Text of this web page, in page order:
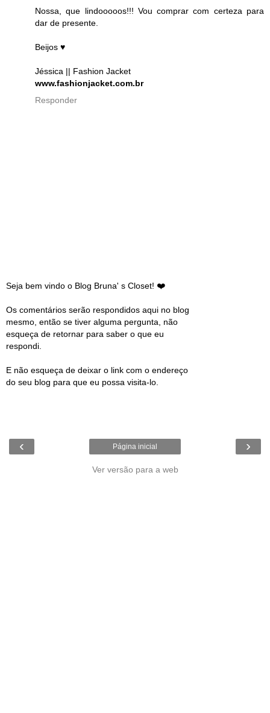
Nossa, que lindooooos!!! Vou comprar com certeza para
dar de presente.
Beijos ♥
Jéssica || Fashion Jacket
www.fashionjacket.com.br
Responder
Seja bem vindo o Blog Bruna' s Closet! ❤️
Os comentários serão respondidos aqui no blog
mesmo, então se tiver alguma pergunta, não
esqueça de retornar para saber o que eu
respondi.
E não esqueça de deixar o link com o endereço
do seu blog para que eu possa visita-lo.
‹ ›
Página inicial
Ver versão para a web